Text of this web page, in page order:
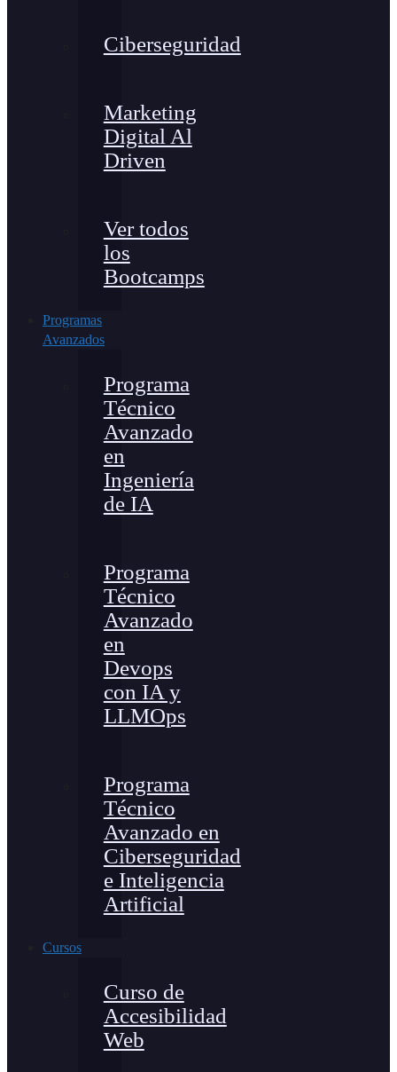
Ciberseguridad
Marketing
Digital Al
Driven
Ver todos
los
Bootcamps
Programas
Avanzados
Programa
Técnico
Avanzado
en
Ingeniería
de IA
Programa
Técnico
Avanzado
en
Devops
con IA y
LLMOps
Programa
Técnico
Avanzado en
Ciberseguridad
e Inteligencia
Artificial
Cursos
Curso de
Accesibilidad
Web